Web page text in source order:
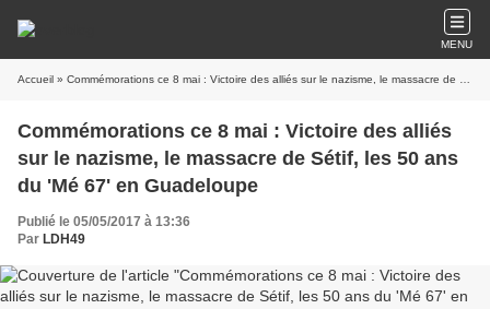
MENU
Accueil » Commémorations ce 8 mai : Victoire des alliés sur le nazisme, le massacre de Sétif, les 50 ans du 'Mé 67' en Guadeloupe
Commémorations ce 8 mai : Victoire des alliés
sur le nazisme, le massacre de Sétif, les 50 ans
du 'Mé 67' en Guadeloupe
Publié le 05/05/2017 à 13:36
Par LDH49